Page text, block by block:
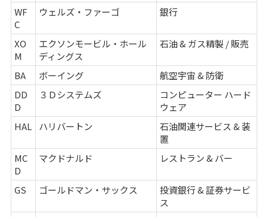
WF
C
ウェルズ・ファーゴ 銀行
XO
M
エクソンモービル・ホール
ディングス
石油 & ガス精製 / 販売
BA ボーイング
航空宇宙 & 防衛
DD
D
３Ｄシステムズ
コンピューター ハード
ウェア
HAL
ハリバートン
石油関連サービス & 装
置
MC
D
マクドナルド レストラン & バー
GS ゴールドマン・サックス
投資銀行 & 証券サービ
ス